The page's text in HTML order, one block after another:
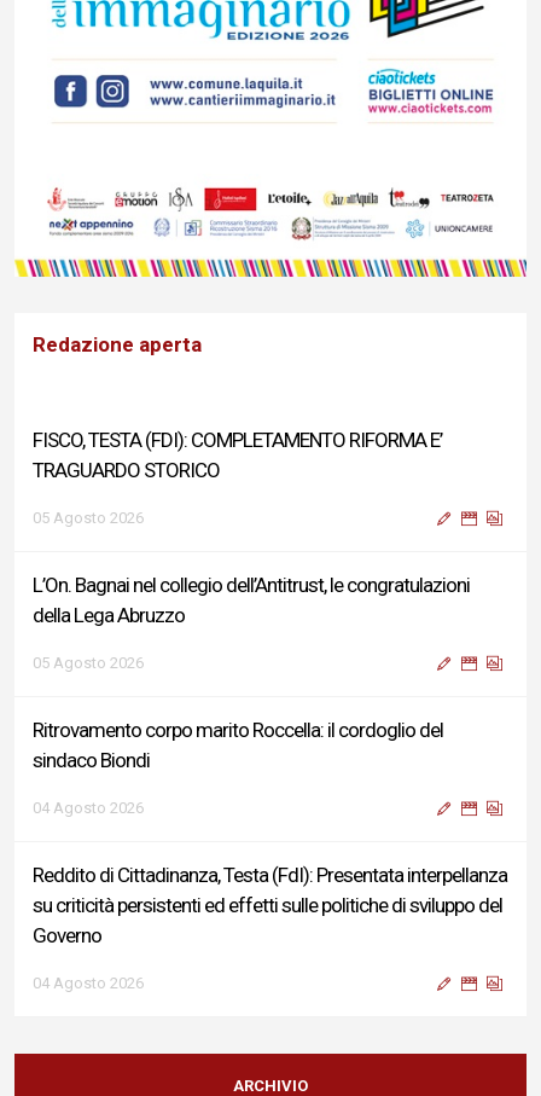
Redazione aperta
FISCO, TESTA (FDI): COMPLETAMENTO RIFORMA E’
TRAGUARDO STORICO
05 Agosto 2026
L’On. Bagnai nel collegio dell’Antitrust, le congratulazioni
della Lega Abruzzo
05 Agosto 2026
Ritrovamento corpo marito Roccella: il cordoglio del
sindaco Biondi
04 Agosto 2026
Reddito di Cittadinanza, Testa (FdI): Presentata interpellanza
su criticità persistenti ed effetti sulle politiche di sviluppo del
Governo
04 Agosto 2026
Sigismondi, Liris e Testa: “Profondo cordoglio e vicinanza al
Ministro Roccella e alla sua famiglia”
ARCHIVIO